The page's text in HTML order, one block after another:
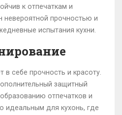
к отпечаткам и
невероятной прочностью и
испытания кухни.
в себе прочность и красоту.
защитный
отпечатков и
идеальным для кухонь, где